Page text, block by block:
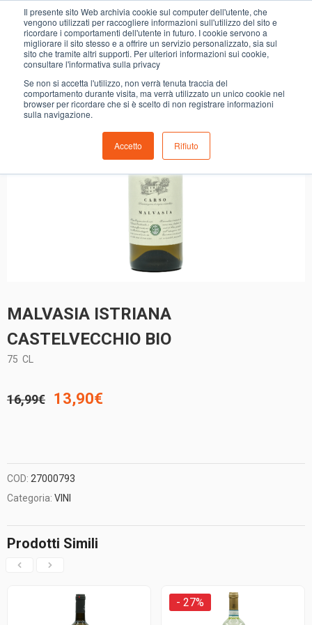
Il presente sito Web archivia cookie sul computer dell'utente, che
vengono utilizzati per raccogliere informazioni sull'utilizzo del sito e
ricordare i comportamenti dell'utente in futuro. I cookie servono a
migliorare il sito stesso e a offrire un servizio personalizzato, sia sul
sito che tramite altri supporti. Per ulteriori informazioni sui cookie,
consultare l'informativa sulla privacy
Se non si accetta l'utilizzo, non verrà tenuta traccia del
comportamento durante visita, ma verrà utilizzato un unico cookie nel
browser per ricordare che si è scelto di non registrare informazioni
sulla navigazione.
Accetto Rifiuto
MALVASIA ISTRIANA CASTELVECCHIO BIO
- 18%
MALVASIA ISTRIANA
CASTELVECCHIO BIO
75 CL
16,99€
Il
originale
era:
16,99€.
13,90€
attuale
COD: 27000793
Categoria: VINI
Prodotti Simili
- 27%